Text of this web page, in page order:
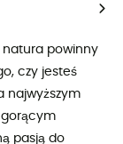
natura powinny
czy jesteś
najwyższym
gorącym
pasją do